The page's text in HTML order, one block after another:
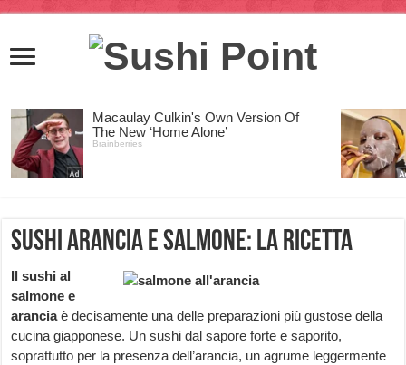
Sushi arancia e salmone: la ricetta
Il sushi al
salmone e
aranciaè decisamente una delle preparazioni più gustose della
cucina giapponese. Un sushi dal sapore forte e saporito,
soprattutto per la presenza dell’arancia, un agrume leggermente